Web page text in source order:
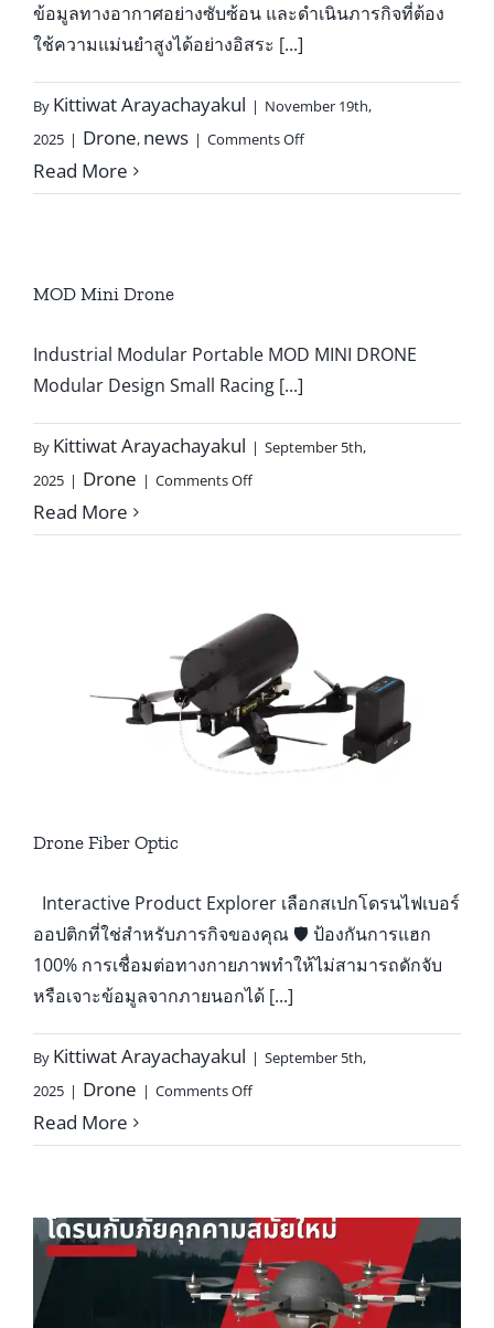
ข้อมูลทางอากาศอย่างซับซ้อน และดำเนินภารกิจที่ต้อง
ใช้ความแม่นยำสูงได้อย่างอิสระ [...]
By Kittiwat Arayachayakul | November 19th,
2025 | Drone, news | Comments Offon
อนาคต
ตรวจ
อัจฉริยะ
Read More
MOD Mini Drone
Industrial Modular Portable MOD MINI DRONE
Modular Design Small Racing [...]
By Kittiwat Arayachayakul | September 5th,
2025 | Drone | Comments Offon
Read More
Drone Fiber Optic
Interactive Product Explorer เลือกสเปกโดรนไฟเบอร์
ออปติกที่ใช่สำหรับภารกิจของคุณ 🛡️ ป้องกันการแฮก
100% การเชื่อมต่อทางกายภาพทำให้ไม่สามารถดักจับ
หรือเจาะข้อมูลจากภายนอกได้ [...]
By Kittiwat Arayachayakul | September 5th,
2025 | Drone | Comments Offon
Read More